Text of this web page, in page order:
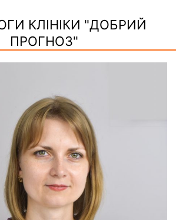
КЛІНІКИ "ДОБРИЙ
ПРОГНОЗ"